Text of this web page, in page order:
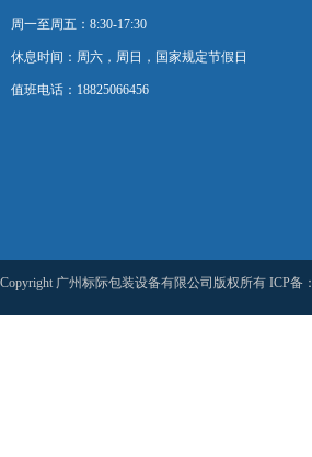
周一至周五：8:30-17:30
休息时间：周六，周日，国家规定节假日
值班电话：18825066456
Copyright 广州标际包装设备有限公司版权所有 ICP备：